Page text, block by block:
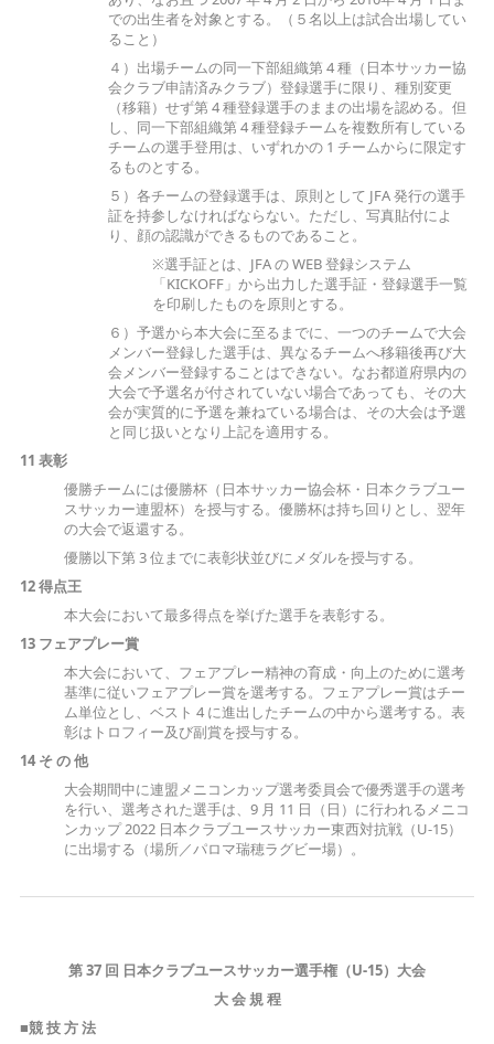
での出生者を対象とする。（５名以上は試合出場してい
ること）
４）出場チームの同一下部組織第 4 種（日本サッカー協
会クラブ申請済みクラブ）登録選手に限り、種別変更
（移籍）せず第 4 種登録選手のままの出場を認める。但
し、同一下部組織第 4 種登録チームを複数所有している
チームの選手登用は、いずれかの 1 チームからに限定す
るものとする。
５）各チームの登録選手は、原則として JFA 発行の選手
証を持参しなければならない。ただし、写真貼付によ
り、顔の認識ができるものであること。
※選手証とは、JFA の WEB 登録システム
「KICKOFF」から出力した選手証・登録選手一覧
を印刷したものを原則とする。
６）予選から本大会に至るまでに、一つのチームで大会
メンバー登録した選手は、異なるチームへ移籍後再び大
会メンバー登録することはできない。なお都道府県内の
大会で予選名が付されていない場合であっても、その大
会が実質的に予選を兼ねている場合は、その大会は予選
と同じ扱いとなり上記を適用する。
11 表彰
優勝チームには優勝杯（日本サッカー協会杯・日本クラブユー
スサッカー連盟杯）を授与する。優勝杯は持ち回りとし、翌年
の大会で返還する。
優勝以下第 3 位までに表彰状並びにメダルを授与する。
12得点王
本大会において最多得点を挙げた選手を表彰する。
13 フェアプレー賞
本大会において、フェアプレー精神の育成・向上のために選考
基準に従いフェアプレー賞を選考する。フェアプレー賞はチー
ム単位とし、ベスト 4 に進出したチームの中から選考する。表
彰はトロフィー及び副賞を授与する。
14そ の 他
大会期間中に連盟メニコンカップ選考委員会で優秀選手の選考
を行い、選考された選手は、9 月 11 日（日）に行われるメニコ
ンカップ 2022 日本クラブユースサッカー東西対抗戦（U-15）
に出場する（場所／パロマ瑞穂ラグビー場）。
第37 回 日本クラブユースサッカー選手権（U-15）大会
大 会 規 程
■競 技 方 法